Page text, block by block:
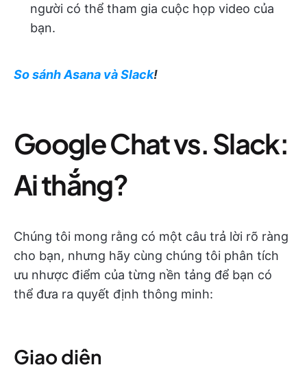
người có thể tham gia cuộc họp video của
bạn.
So sánh Asana và Slack!
Google Chat vs. Slack:
Ai thắng?
Chúng tôi mong rằng có một câu trả lời rõ ràng
cho bạn, nhưng hãy cùng chúng tôi phân tích
ưu nhược điểm của từng nền tảng để bạn có
thể đưa ra quyết định thông minh:
Giao diện